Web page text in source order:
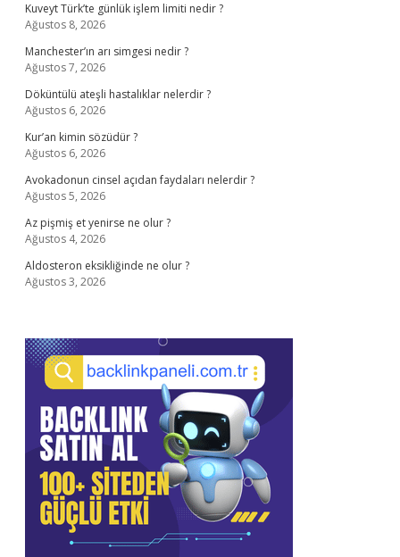
Kuveyt Türk’te günlük işlem limiti nedir ?
Ağustos 8, 2026
Manchester’ın arı simgesi nedir ?
Ağustos 7, 2026
Döküntülü ateşli hastalıklar nelerdir ?
Ağustos 6, 2026
Kur’an kimin sözüdür ?
Ağustos 6, 2026
Avokadonun cinsel açıdan faydaları nelerdir ?
Ağustos 5, 2026
Az pişmiş et yenirse ne olur ?
Ağustos 4, 2026
Aldosteron eksikliğinde ne olur ?
Ağustos 3, 2026